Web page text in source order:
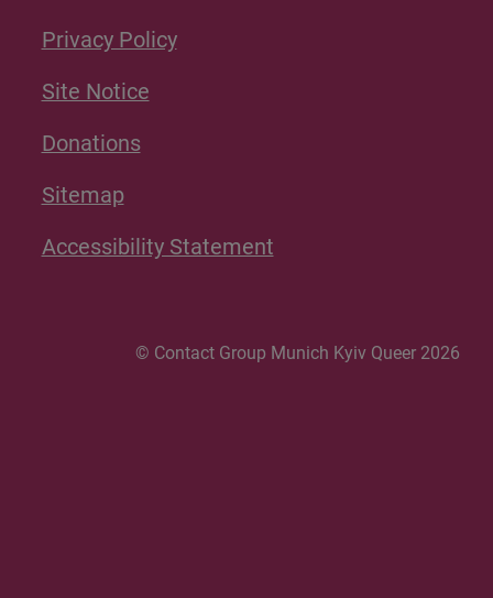
Privacy Policy
Site Notice
Donations
Sitemap
Accessibility Statement
© Contact Group Munich Kyiv Queer 2026